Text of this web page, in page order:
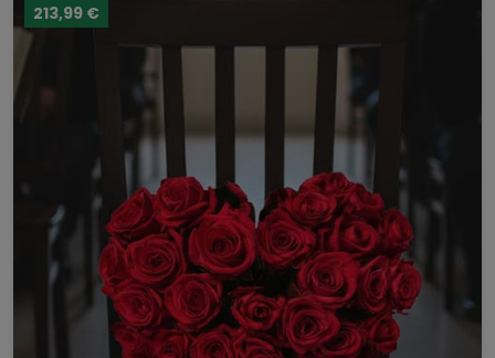
213,99 €